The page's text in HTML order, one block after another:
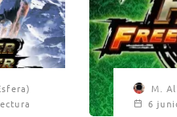
M.
6